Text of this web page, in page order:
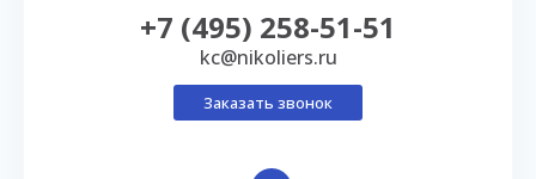
+7 (495) 258-51-51
kc@nikoliers.ru
Заказать звонок